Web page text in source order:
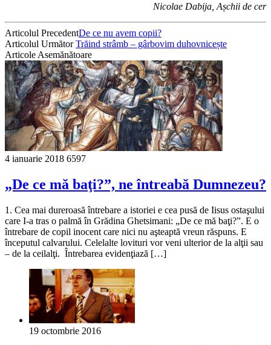
Nicolae Dabija, Așchii de cer
Articolul PrecedentDe ce nu avem copii?
Articolul UrmătorTrăind strâmb – gârbovim duhovnicește
Articole Asemănătoare
4 ianuarie 2018 6597
„De ce mă baţi?”, ne întreabă Dumnezeu?
1. Cea mai dureroasă întrebare a istoriei e cea pusă de Iisus ostaşului
care I-a tras o palmă în Grădina Ghetsimani: „De ce mă baţi?”. E o
întrebare de copil inocent care nici nu aşteaptă vreun răspuns. E
începutul calvarului. Celelalte lovituri vor veni ulterior de la alţii sau
– de la ceilalţi. Întrebarea evidenţiază […]
19 octombrie 2016